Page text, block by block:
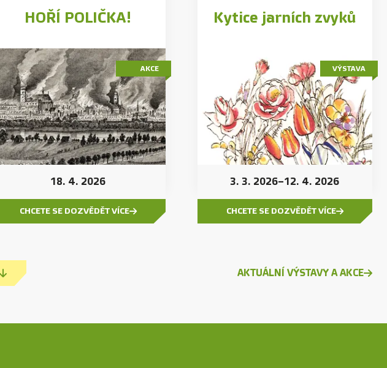
HOŘÍ POLIČKA!
AKCE
18. 4. 2026
CHCETE SE DOZVĚDĚT VÍCE
Kytice jarních zvyků
VÝSTAVA
3. 3. 2026–12. 4. 2026
CHCETE SE DOZVĚDĚT VÍCE
AKTUÁLNÍ VÝSTAVY A AKCE